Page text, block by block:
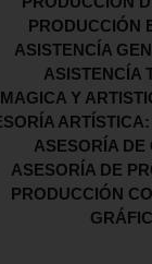
PRODUCCIÓN
ASISTENCÍA
ASISTENCÍA
Y
ASESORÍA
ASESORÍA DE
PRODUCCIÓN